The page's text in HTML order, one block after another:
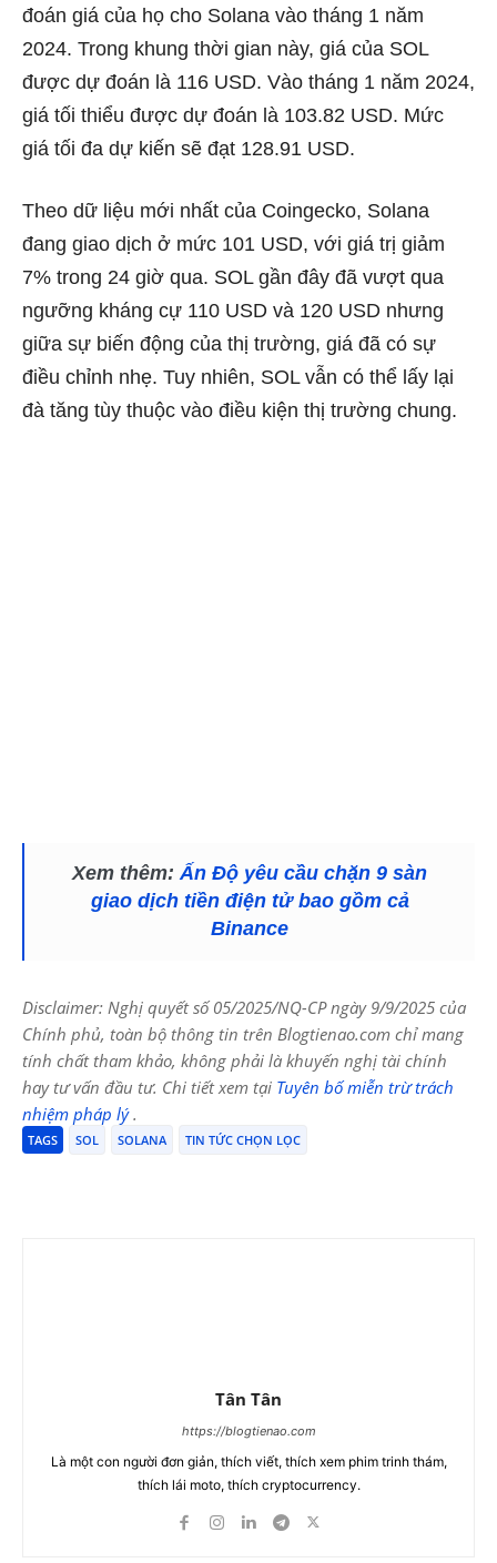
đoán giá của họ cho Solana vào tháng 1 năm
2024. Trong khung thời gian này, giá của SOL
được dự đoán là 116 USD. Vào tháng 1 năm 2024,
giá tối thiểu được dự đoán là 103.82 USD. Mức
giá tối đa dự kiến ​​sẽ đạt 128.91 USD.
Theo dữ liệu mới nhất của Coingecko, Solana
đang giao dịch ở mức 101 USD, với giá trị giảm
7% trong 24 giờ qua. SOL gần đây đã vượt qua
ngưỡng kháng cự 110 USD và 120 USD nhưng
giữa sự biến động của thị trường, giá đã có sự
điều chỉnh nhẹ. Tuy nhiên, SOL vẫn có thể lấy lại
đà tăng tùy thuộc vào điều kiện thị trường chung.
Xem thêm:Ấn Độ yêu cầu chặn 9 sàn
giao dịch tiền điện tử bao gồm cả
Binance
Disclaimer: Nghị quyết số 05/2025/NQ-CP ngày 9/9/2025 của
Chính phủ, toàn bộ thông tin trên Blogtienao.com chỉ mang
tính chất tham khảo, không phải là khuyến nghị tài chính
hay tư vấn đầu tư. Chi tiết xem tại Tuyên bố miễn trừ trách
nhiệm pháp lý.
TAGS SOL SOLANA TIN TỨC CHỌN LỌC
Tân Tân
https://blogtienao.com
Là một con người đơn giản, thích viết, thích xem phim trinh thám,
thích lái moto, thích cryptocurrency.